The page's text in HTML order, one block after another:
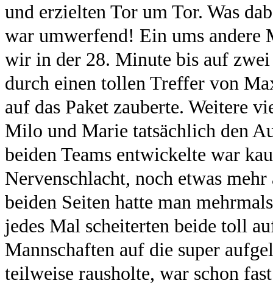
und erzielten Tor um Tor. Was
war umwerfend! Ein ums andere
wir in der 28. Minute bis auf zwei
durch einen tollen Treffer von
auf das Paket zauberte. Weitere
Milo und Marie tatsächlich den
beiden Teams entwickelte war
Nervenschlacht, noch etwas
beiden Seiten hatte man
jedes Mal scheiterten beide toll
Mannschaften auf die super
teilweise rausholte, war schon